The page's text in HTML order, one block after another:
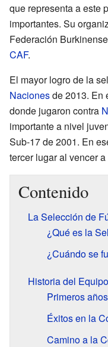
que representa a este
importantes. Su
Federación
CAF.
El mayor logro de la
Nacionesde 2013. En
donde jugaron contra
importante a nivel
Sub-17 de 2001. En
tercer lugar al vencer a
Contenido
La Selección de
¿Qué es la
¿Cuándo se
Historia del
Primeros
Éxitos en la
Camino a la